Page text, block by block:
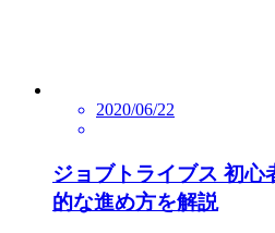
2020/06/22
ジョブトライブス 初
的な進め方を解説